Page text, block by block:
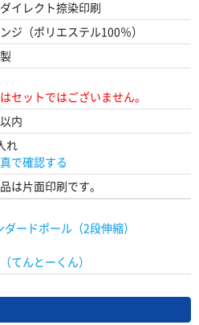
イレクト捺染印刷
ジ（ポリエステル100％）
セットではございません。
内
れ
で確認する
は片面印刷です。
ードポール（2段伸縮）
てんとーくん）